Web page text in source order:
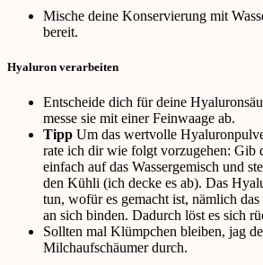
Mische deine Konservierung mit
bereit.
Hyaluron verarbeiten
Entscheide dich für deine
messe sie mit einer Feinwaage ab.
Tipp Um das wertvolle
rate ich dir wie folgt vorzugehen: Gib
einfach auf das Wassergemisch und
den Kühli (ich decke es ab). Das
tun, wofür es gemacht ist, nämlich das
an sich binden. Dadurch löst es sich
Sollten mal Klümpchen bleiben, jag
Milchaufschäumer durch.